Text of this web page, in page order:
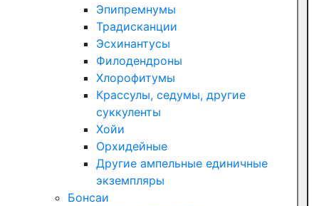
Эпипремнумы
Традисканции
Эсхинантусы
Филодендроны
Хлорофитумы
Крассулы, седумы, другие
суккуленты
Хойи
Орхидейные
Другие ампельные единичные
экземпляры
Бонсаи